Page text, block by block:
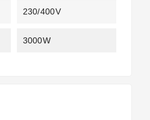
230/400V
3000W